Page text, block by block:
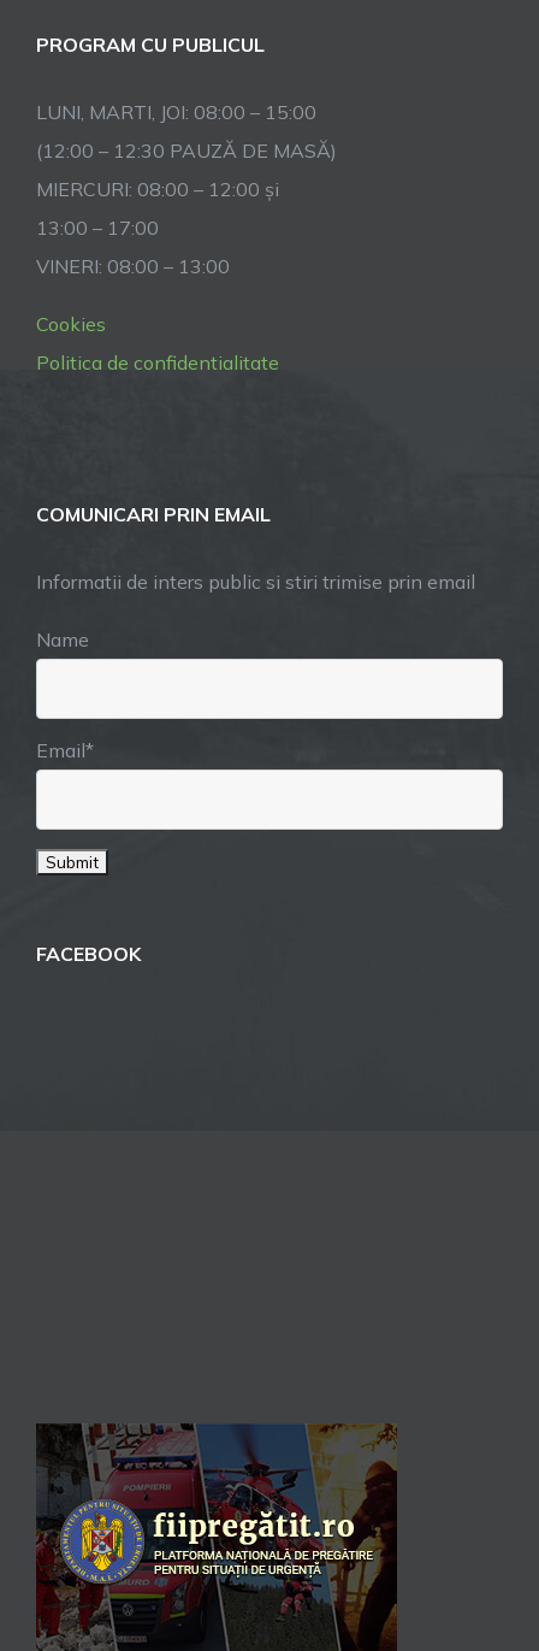
PROGRAM CU PUBLICUL
LUNI, MARTI, JOI: 08:00 – 15:00
(12:00 – 12:30 PAUZĂ DE MASĂ)
MIERCURI: 08:00 – 12:00 și
13:00 – 17:00
VINERI: 08:00 – 13:00
Cookies
Politica de confidentialitate
COMUNICARI PRIN EMAIL
Informatii de inters public si stiri trimise prin email
Name
Email*
FACEBOOK